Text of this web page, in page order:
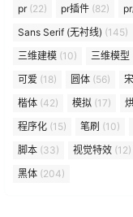
pr(22) pr插件 (82)
Sans Serif (无衬线) (145)
三维建模 (10) 三维模型
可爱 (18) 圆体 (56)
楷体 (42) 模拟 (17)
程序化 (15) 笔刷 (10)
脚本 (33) 视觉特效 (12)
黑体 (204)